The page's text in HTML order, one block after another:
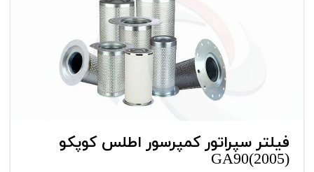
فیلتر سپراتور کمپرسور اطلس کوپکو
GA90(2005)